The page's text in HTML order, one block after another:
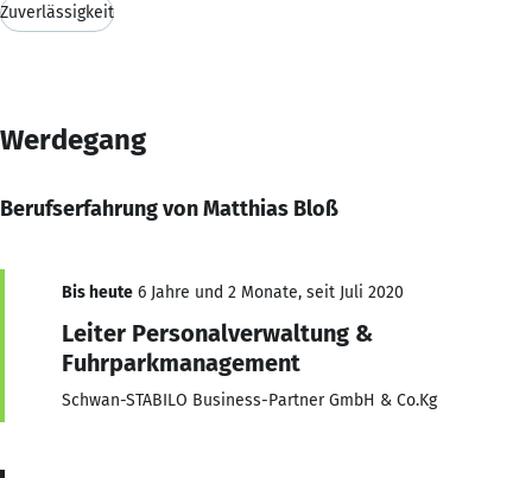
Zuverlässigkeit
Werdegang
Berufserfahrung von Matthias Bloß
Bis heute 6 Jahre und 2 Monate, seit Juli 2020
Leiter Personalverwaltung &
Fuhrparkmanagement
Schwan-STABILO Business-Partner GmbH & Co.Kg